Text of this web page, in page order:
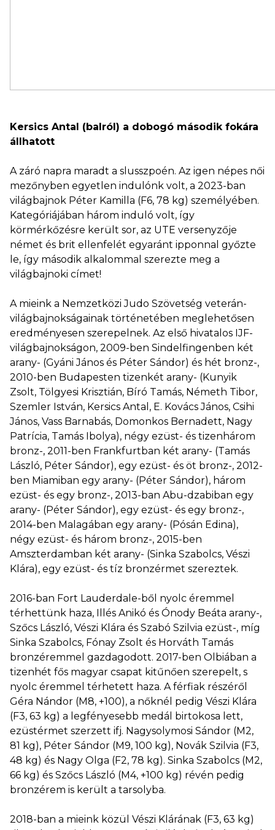
Kersics Antal (balról) a dobogó második fokára
állhatott
A záró napra maradt a slusszpoén. Az igen népes női
mezőnyben egyetlen indulónk volt, a 2023-ban
világbajnok Péter Kamilla (F6, 78 kg) személyében.
Kategóriájában három induló volt, így
körmérkőzésre került sor, az UTE versenyzője
német és brit ellenfelét egyaránt ipponnal győzte
le, így második alkalommal szerezte meg a
világbajnoki címet!
A mieink a Nemzetközi Judo Szövetség veterán-
világbajnokságainak történetében meglehetősen
eredményesen szerepelnek. Az első hivatalos IJF-
világbajnokságon, 2009-ben Sindelfingenben két
arany- (Gyáni János és Péter Sándor) és hét bronz-,
2010-ben Budapesten tizenkét arany- (Kunyik
Zsolt, Tölgyesi Krisztián, Bíró Tamás, Németh Tibor,
Szemler István, Kersics Antal, E. Kovács János, Csihi
János, Vass Barnabás, Domonkos Bernadett, Nagy
Patrícia, Tamás Ibolya), négy ezüst- és tizenhárom
bronz-, 2011-ben Frankfurtban két arany- (Tamás
László, Péter Sándor), egy ezüst- és öt bronz-, 2012-
ben Miamiban egy arany- (Péter Sándor), három
ezüst- és egy bronz-, 2013-ban Abu-dzabiban egy
arany- (Péter Sándor), egy ezüst- és egy bronz-,
2014-ben Malagában egy arany- (Pósán Edina),
négy ezüst- és három bronz-, 2015-ben
Amszterdamban két arany- (Sinka Szabolcs, Vészi
Klára), egy ezüst- és tíz bronzérmet szereztek.
2016-ban Fort Lauderdale-ből nyolc éremmel
térhettünk haza, Illés Anikó és Ónody Beáta arany-,
Szőcs László, Vészi Klára és Szabó Szilvia ezüst-, míg
Sinka Szabolcs, Fónay Zsolt és Horváth Tamás
bronzéremmel gazdagodott. 2017-ben Olbiában a
tizenhét fős magyar csapat kitűnően szerepelt, s
nyolc éremmel térhetett haza. A férfiak részéről
Géra Nándor (M8, +100), a nőknél pedig Vészi Klára
(F3, 63 kg) a legfényesebb medál birtokosa lett,
ezüstérmet szerzett ifj. Nagysolymosi Sándor (M2,
81 kg), Péter Sándor (M9, 100 kg), Novák Szilvia (F3,
48 kg) és Nagy Olga (F2, 78 kg). Sinka Szabolcs (M2,
66 kg) és Szőcs László (M4, +100 kg) révén pedig
bronzérem is került a tarsolyba.
2018-ban a mieink közül Vészi Klárának (F3, 63 kg)